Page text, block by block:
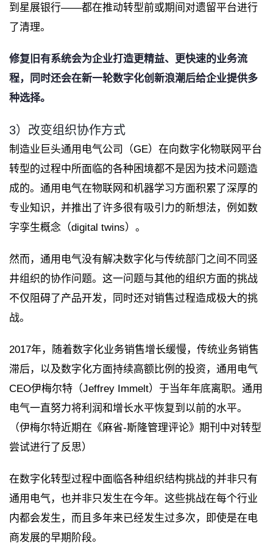
到星展银行——都在推动转型前或期间对遗留平台进行
了清理。
修复旧有系统会为企业打造更精益、更快速的业务流
程，同时还会在新一轮数字化创新浪潮后给企业提供多
种选择。
3）改变组织协作方式
制造业巨头通用电气公司（GE）在向数字化物联网平台
转型的过程中所面临的各种困境都不是因为技术问题造
成的。通用电气在物联网和机器学习方面积累了深厚的
专业知识，并推出了许多很有吸引力的新想法，例如数
字孪生概念（digital twins）。
然而，通用电气没有解决数字化与传统部门之间不同竖
井组织的协作问题。这一问题与其他的组织方面的挑战
不仅阻碍了产品开发，同时还对销售过程造成极大的挑
战。
2017年，随着数字化业务销售增长缓慢，传统业务销售
滞后，以及数字化方面持续高额比例的投资，通用电气
CEO伊梅尔特（Jeffrey Immelt）于当年年底离职。通用
电气一直努力将利润和增长水平恢复到以前的水平。
（伊梅尔特近期在《麻省-斯隆管理评论》期刊中对转型
尝试进行了反思）
在数字化转型过程中面临各种组织结构挑战的并非只有
通用电气，也并非只发生在今年。这些挑战在每个行业
内都会发生，而且多年来已经发生过多次，即使是在电
商发展的早期阶段。